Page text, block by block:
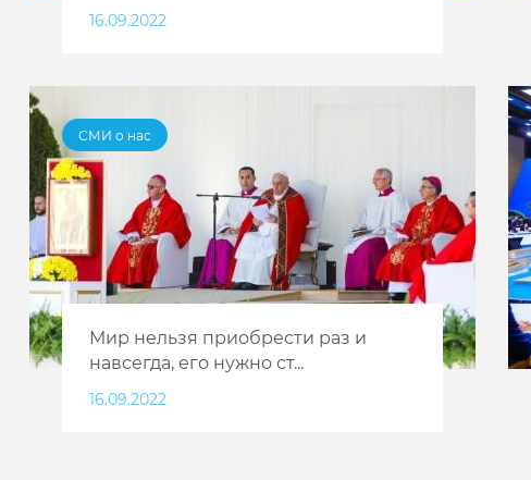
16.09.2022
СМИ о нас
Мир нельзя приобрести раз и
навсегда, его нужно ст...
16.09.2022